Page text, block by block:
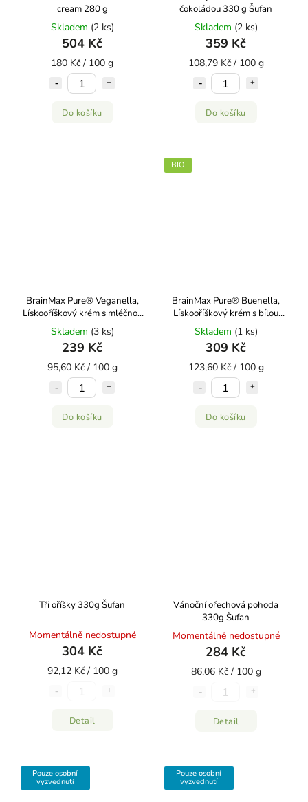
cream 280 g
Skladem (2 ks)
504 Kč
180 Kč / 100 g
Do košíku
čokoládou 330 g Šufan
Skladem (2 ks)
359 Kč
108,79 Kč / 100 g
Do košíku
BrainMax Pure® Veganella,
Lískooříškový krém s mléčnou
čokoládou, 250 g
Skladem (3 ks)
239 Kč
95,60 Kč / 100 g
Do košíku
BIO
BrainMax Pure® Buenella,
Lískooříškový krém s bílou
čokoládou, BIO, 250 g
Skladem (1 ks)
309 Kč
123,60 Kč / 100 g
Do košíku
Tři oříšky 330g Šufan
Momentálně nedostupné
304 Kč
92,12 Kč / 100 g
Detail
Vánoční ořechová pohoda
330g Šufan
Momentálně nedostupné
284 Kč
86,06 Kč / 100 g
Detail
Pouze osobní
vyzvednutí
Pouze osobní
vyzvednutí